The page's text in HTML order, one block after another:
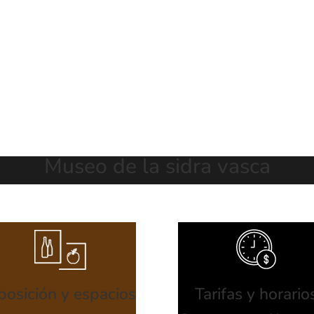
Museo de la sidra vasca
y espacios Tarifas y